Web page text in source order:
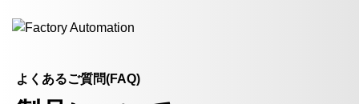
よくあるご質問(FAQ)